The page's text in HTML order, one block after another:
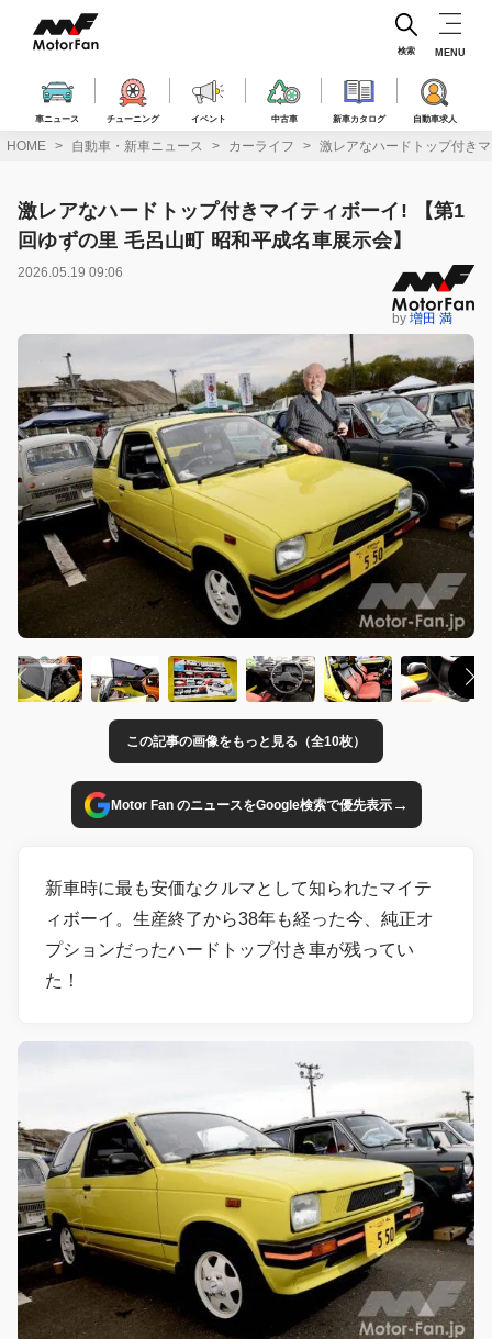
ス
車ニュース チューニング イベント 中古車 新車カタログ 自動車求人
検索 MENU
HOME 自動車・新車ニュース カーライフ 激レアなハードトップ付き
激レアなハードトップ付きマイティボーイ! 【第1
回ゆずの里 毛呂山町 昭和平成名車展示会】
2026.05.19 09:06
by 増田 満
この記事の画像をもっと見る（全10枚）
Motor Fan のニュースをGoogle検索で優先表示→
新車時に最も安価なクルマとして知られたマイテ
ィボーイ。生産終了から38年も経った今、純正オ
プションだったハードトップ付き車が残ってい
た！